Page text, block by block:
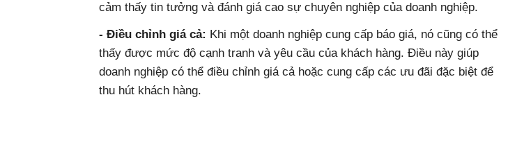
cảm thấy tin tưởng và đánh giá cao sự chuyên nghiệp của doanh nghiệp.
- Điều chỉnh giá cả: Khi một doanh nghiệp cung cấp báo giá, nó cũng có thể
thấy được mức độ cạnh tranh và yêu cầu của khách hàng. Điều này giúp
doanh nghiệp có thể điều chỉnh giá cả hoặc cung cấp các ưu đãi đặc biệt để
thu hút khách hàng.